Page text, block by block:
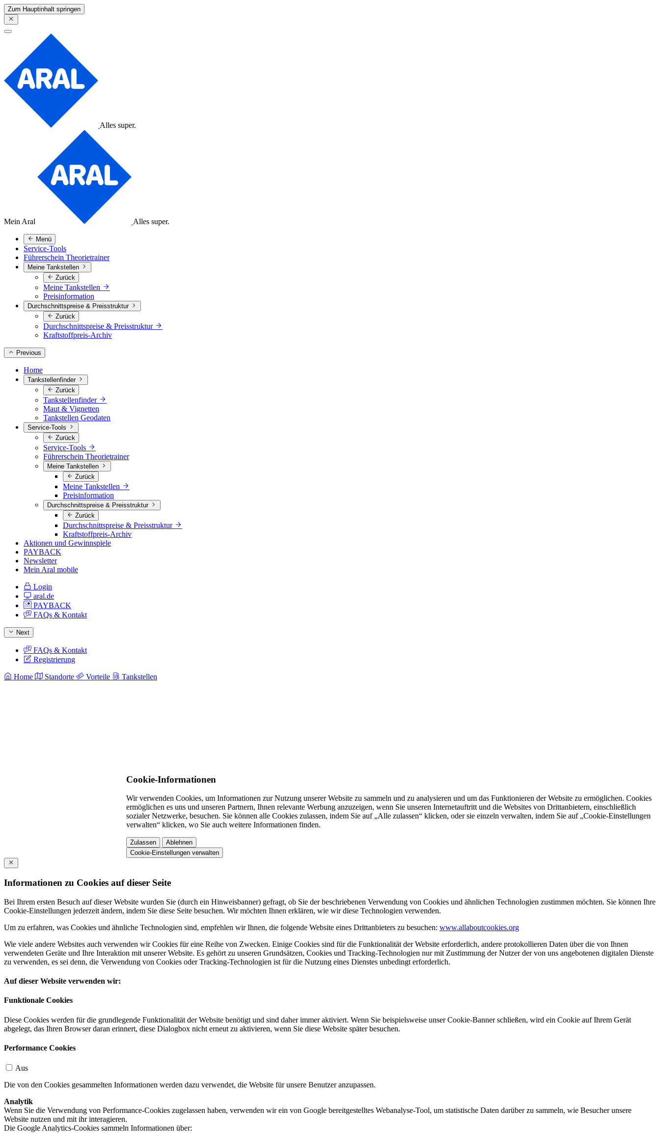
Zum Hauptinhalt springen
Alles super.
Mein Aral Alles super.
Menü
Service-Tools
Führerschein Theorietrainer
Meine Tankstellen
Zurück
Meine Tankstellen
Preisinformation
Durchschnittspreise & Preisstruktur
Zurück
Durchschnittspreise & Preisstruktur
Kraftstoffpreis-Archiv
Previous
Home
Tankstellenfinder
Zurück
Tankstellenfinder
Maut & Vignetten
Tankstellen Geodaten
Service-Tools
Zurück
Service-Tools
Führerschein Theorietrainer
Meine Tankstellen
Zurück
Meine Tankstellen
Preisinformation
Durchschnittspreise & Preisstruktur
Zurück
Durchschnittspreise & Preisstruktur
Kraftstoffpreis-Archiv
Aktionen und Gewinnspiele
PAYBACK
Newsletter
Mein Aral mobile
Login
aral.de
PAYBACK
FAQs & Kontakt
Next
FAQs & Kontakt
Registrierung
Home Standorte Vorteile Tankstellen
Cookie-Informationen
Wir verwenden Cookies, um Informationen zur Nutzung unserer Website zu sammeln und zu analysieren und um das Funktionieren der Website zu ermöglichen. Cookies
ermöglichen es uns und unseren Partnern, Ihnen relevante Werbung anzuzeigen, wenn Sie unseren Internetauftritt und die Websites von Drittanbietern, einschließlich
sozialer Netzwerke, besuchen. Sie können alle Cookies zulassen, indem Sie auf „Alle zulassen“ klicken, oder sie einzeln verwalten, indem Sie auf „Cookie-Einstellungen
verwalten“ klicken, wo Sie auch weitere Informationen finden.
Zulassen
Ablehnen
Cookie-Einstellungen verwalten
Informationen zu Cookies auf dieser Seite
Bei Ihrem ersten Besuch auf dieser Website wurden Sie (durch ein Hinweisbanner) gefragt, ob Sie der beschriebenen Verwendung von Cookies und ähnlichen Technologien zustimmen möchten. Sie können Ihre
Cookie-Einstellungen jederzeit ändern, indem Sie diese Seite besuchen. Wir möchten Ihnen erklären, wie wir diese Technologien verwenden.
Um zu erfahren, was Cookies und ähnliche Technologien sind, empfehlen wir Ihnen, die folgende Website eines Drittanbieters zu besuchen: www.allaboutcookies.org
Wie viele andere Websites auch verwenden wir Cookies für eine Reihe von Zwecken. Einige Cookies sind für die Funktionalität der Website erforderlich, andere protokollieren Daten über die von Ihnen
verwendeten Geräte und Ihre Interaktion mit unserer Website. Es gehört zu unseren Grundsätzen, Cookies und Tracking-Technologien nur mit Zustimmung der Nutzer der von uns angebotenen digitalen Dienste
zu verwenden, es sei denn, die Verwendung von Cookies oder Tracking-Technologien ist für die Nutzung eines Dienstes unbedingt erforderlich.
Auf dieser Website verwenden wir:
Funktionale Cookies
Diese Cookies werden für die grundlegende Funktionalität der Website benötigt und sind daher immer aktiviert. Wenn Sie beispielsweise unser Cookie-Banner schließen, wird ein Cookie auf Ihrem Gerät
abgelegt, das Ihren Browser daran erinnert, diese Dialogbox nicht erneut zu aktivieren, wenn Sie diese Website später besuchen.
Performance Cookies
Aus
Die von den Cookies gesammelten Informationen werden dazu verwendet, die Website für unsere Benutzer anzupassen.
Analytik
Wenn Sie die Verwendung von Performance-Cookies zugelassen haben, verwenden wir ein von Google bereitgestelltes Webanalyse-Tool, um statistische Daten darüber zu sammeln, wie Besucher unsere
Website nutzen und mit ihr interagieren.
Die Google Analytics-Cookies sammeln Informationen über: